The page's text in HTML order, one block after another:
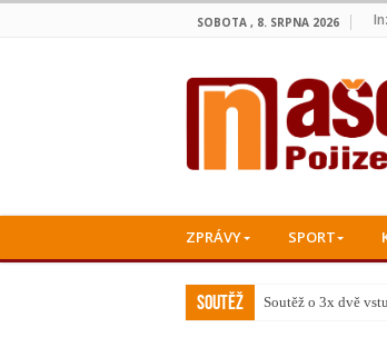
SOBOTA , 8. SRPNA 2026
ZPRÁVY SPORT
Soutěž Soutěž o 3x dvě